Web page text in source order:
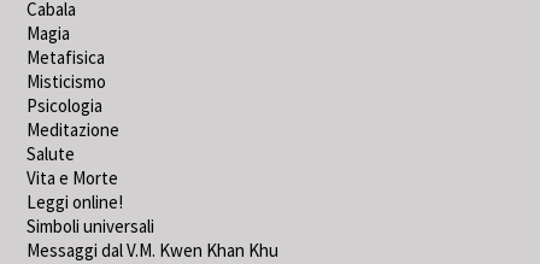
Cabala
Magia
Metafisica
Misticismo
Psicologia
Meditazione
Salute
Vita e Morte
Leggi online!
Simboli universali
Messaggi dal V.M. Kwen Khan Khu